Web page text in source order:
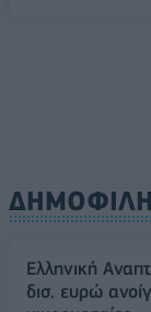
ΔΗΜΟΦΙΛΗ
Ελληνική
δισ. ευρώ